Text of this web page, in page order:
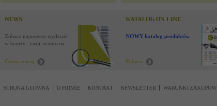
NEWS
Zobacz najnowsze wydarzenia
w branży : targi, seminaria,
Czytaj więcej
KATALOG ON-LINE
NOWY katalog produktów !
Pobierz
STRONA GŁÓWNA O FIRMIE KONTAKT NEWSLETTER WARUNKI ZAKUPÓW